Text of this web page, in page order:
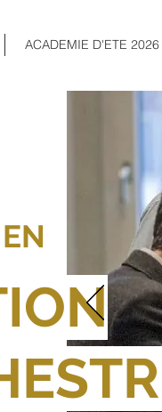
ACADEMIE D'ETE 2026